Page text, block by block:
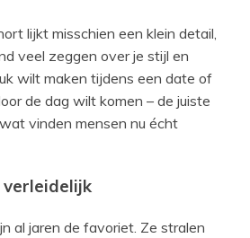
lijkt misschien een klein detail,
veel zeggen over je stijl en
wilt maken tijdens een date of
de dag wilt komen – de juiste
vinden mensen nu écht
al jaren de favoriet. Ze stralen